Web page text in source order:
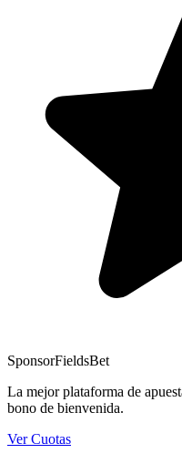
SponsorFieldsBet
La mejor plataforma de
bono de bienvenida.
Ver Cuotas